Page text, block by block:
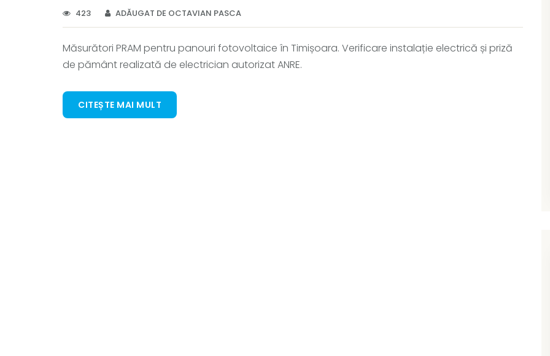
423 ADĂUGAT DE OCTAVIAN PASCA
Măsurători PRAM pentru panouri fotovoltaice în Timișoara. Verificare instalație electrică și priză
de pământ realizată de electrician autorizat ANRE.
CITEȘTE MAI MULT